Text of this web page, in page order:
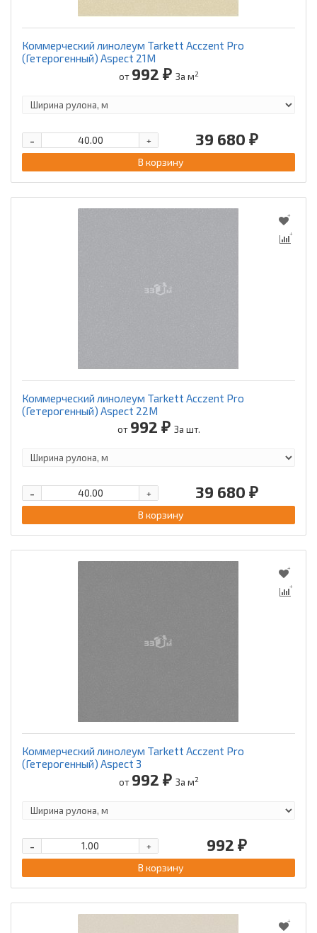
Коммерческий линолеум Tarkett Acczent Pro
(Гетерогенный) Aspect 21M
от 992 ₽ За м2
39 680 ₽
+
-
В корзину
Коммерческий линолеум Tarkett Acczent Pro
(Гетерогенный) Aspect 22M
от 992 ₽ За шт.
39 680 ₽
+
-
В корзину
Коммерческий линолеум Tarkett Acczent Pro
(Гетерогенный) Aspect 3
от 992 ₽ За м2
992 ₽
+
-
В корзину